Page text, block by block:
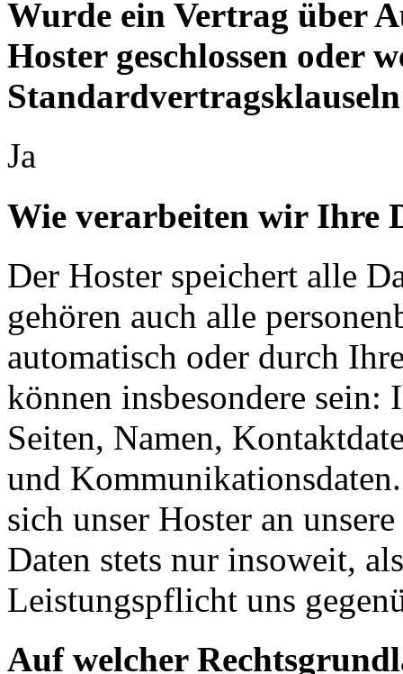
Wurde ein Vertrag über
Hoster geschlossen oder
Ja
Wie verarbeiten wir Ihre
Der Hoster speichert alle
gehören auch alle
automatisch oder durch
können insbesondere sein:
Seiten, Namen,
und
sich unser Hoster an
Daten stets nur insoweit,
Leistungspflicht uns
Auf welcher